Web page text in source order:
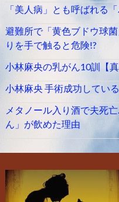
「美人病」とも呼ばれる
避難所で「黄色ブドウ球
りを手で触ると危険!?
小林麻央の乳がん10訓【
小林麻央 手術成功してい
メタノール入り酒で夫死
ん」が飲めた理由